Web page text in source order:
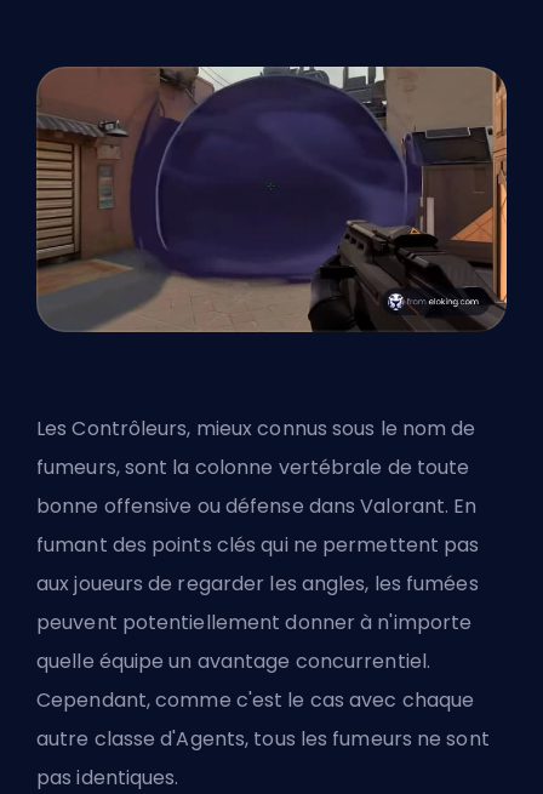
Les Contrôleurs, mieux connus sous le nom de
fumeurs, sont la colonne vertébrale de toute
bonne offensive ou défense dans Valorant. En
fumant des points clés qui ne permettent pas
aux joueurs de regarder les angles, les fumées
peuvent potentiellement donner à n'importe
quelle équipe un avantage concurrentiel.
Cependant, comme c'est le cas avec chaque
autre classe d'Agents, tous les fumeurs ne sont
pas identiques.